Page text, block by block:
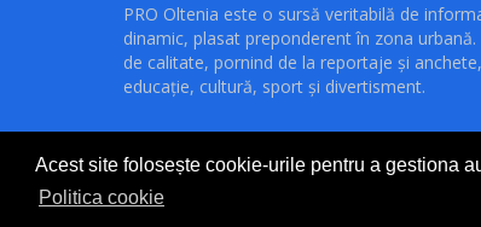
Acest site folosește cookie-urile pentru a gestiona
Politica cookie
PRO Oltenia este o sursă veritabilă de
dinamic, plasat preponderent în zona
de calitate, pornind de la reportaje şi
educaţie, cultură, sport şi divertisment.